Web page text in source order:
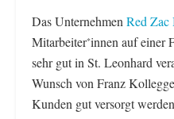
Das Unternehmen Red Zac
Mitarbeiter*innen auf einer
sehr gut in St. Leonhard
Wunsch von Franz
Kunden gut versorgt